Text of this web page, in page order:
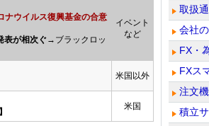
ナウイルス復興基金の合意
表が相次ぐ→ブラックロッ
イベント
など
米国以外
米国
取扱
会社
FX・
FXス
注文
積立